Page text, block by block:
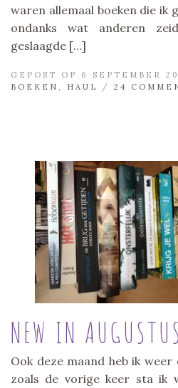
waren allemaal boeken die ik
ondanks wat anderen
geslaagde […]
GEPOST OP 6 SEPTEMBER
BOEKEN
HAUL / 24
NEW IN AUGUSTUS
Ook deze maand heb ik
zoals de vorige keer sta ik